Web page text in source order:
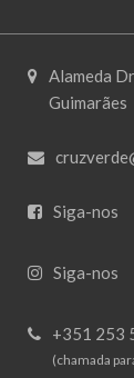
Alameda
Guimarães
Siga-nos
Siga-nos
+351 253
(chamada